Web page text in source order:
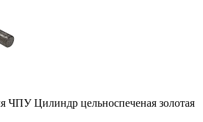
ЧПУ Цилиндр цельноспеченая золотая